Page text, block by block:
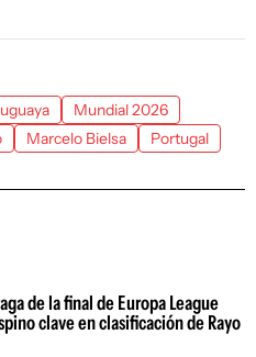
Mundial 2026
Marcelo Bielsa Portugal
de la final de Europa League
clave en clasificación de Rayo